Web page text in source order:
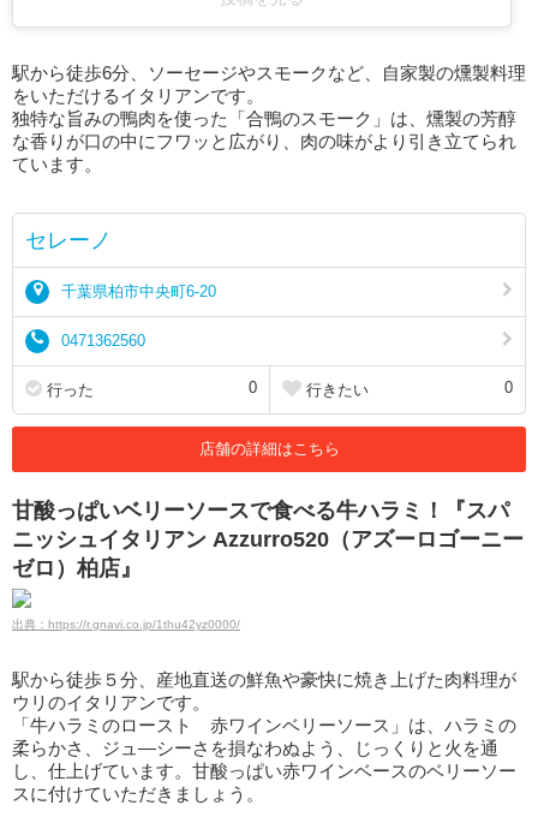
駅から徒歩6分、ソーセージやスモークなど、自家製の燻製料理
をいただけるイタリアンです。
独特な旨みの鴨肉を使った 「合鴨のスモーク」は、燻製の芳醇
な香りが口の中にフワッと広がり、肉の味がより引き立てられ
ています。
セレーノ
千葉県柏市中央町6-20
0471362560
行った 0 行きたい 0
店舗の詳細はこちら
甘酸っぱいベリーソースで食べる牛ハラミ！『スパ
ニッシュイタリアン Azzurro520（アズーロゴーニー
ゼロ）柏店』
出典：https://r.gnavi.co.jp/1thu42yz0000/
駅から徒歩５分、産地直送の鮮魚や豪快に焼き上げた肉料理が
ウリのイタリアンです。
「牛ハラミのロースト 赤ワインベリーソース」は、ハラミの
柔らかさ、ジュ―シーさを損なわぬよう、じっくりと火を通
し、仕上げています。甘酸っぱい赤ワインベースのベリーソー
スに付けていただきましょう。